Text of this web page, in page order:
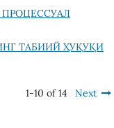
ТАБИИЙ ҲУҚУҚИ
1-10 of 14 Next